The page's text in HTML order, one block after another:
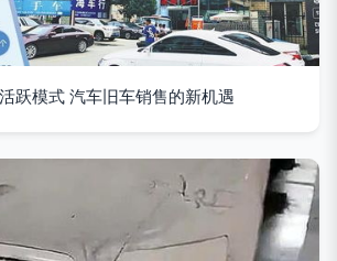
跃模式 汽车旧车销售的新机遇